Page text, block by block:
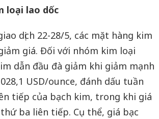
loại lao dốc
dịch 22-28/5, các mặt hàng kim
giá. Đối với nhóm kim loại
dẫn đầu đà giảm khi giảm mạnh
USD/ounce, đánh dấu tuần
tiếp của bạch kim, trong khi giá
ba liên tiếp. Cụ thể, giá bạc